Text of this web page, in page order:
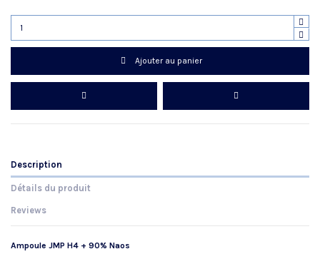
Ajouter au panier
Description
Détails du produit
Reviews
Ampoule JMP H4 + 90% Naos